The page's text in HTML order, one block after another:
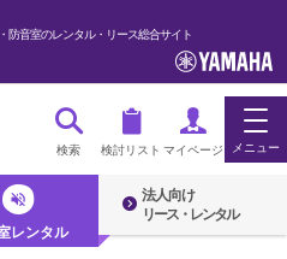
防音室のレンタル・リース総合サイト
検索 検討リスト マイページ メニュー
レンタル
法人向け
リース・レンタル